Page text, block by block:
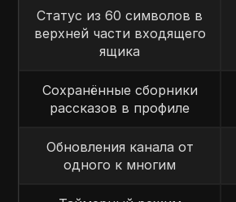
Статус из 60 символов в
верхней части входящего
ящика
Сохранённые сборники
рассказов в профиле
Обновления канала от
одного к многим